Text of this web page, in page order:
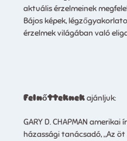
aktuális érzelmeinek
Bájos képek,
érzelmek világában való
Felnőtteknekajánljuk:
GARY D. CHAPMAN
házassági tanácsadó, „Az